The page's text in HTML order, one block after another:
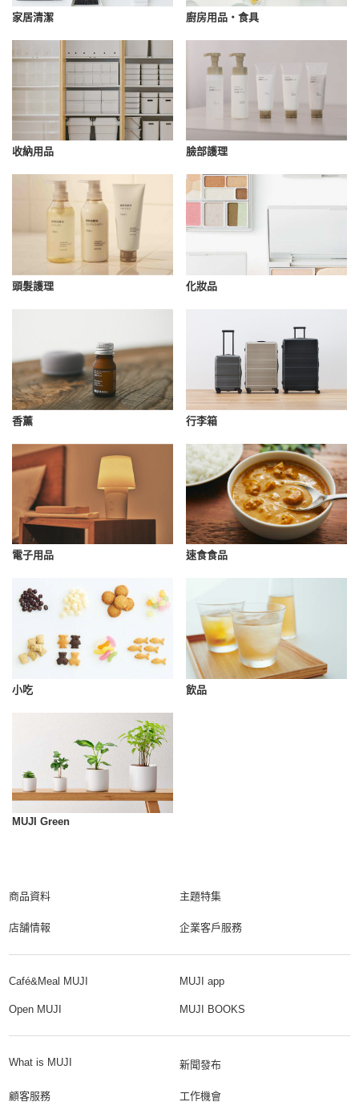
家居清潔 廚房用品・食具
收納用品 臉部護理
頭髮護理 化妝品
香薰 行李箱
電子用品 速食食品
小吃 飲品
MUJI Green
商品資料 主題特集
店舗情報 企業客戶服務
Café&Meal MUJI MUJI app
Open MUJI MUJI BOOKS
What is MUJI 新聞發布
顧客服務 工作機會